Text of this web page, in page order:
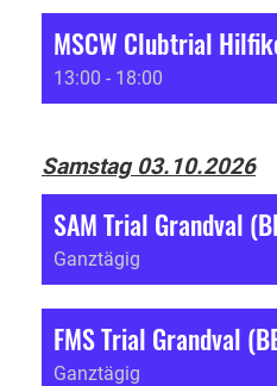
MSCW Clubtrial
13:00 - 18:00
Samstag 03.10.2026
SAM Trial Grandval
Ganztägig
FMS Trial Grandval
Ganztägig